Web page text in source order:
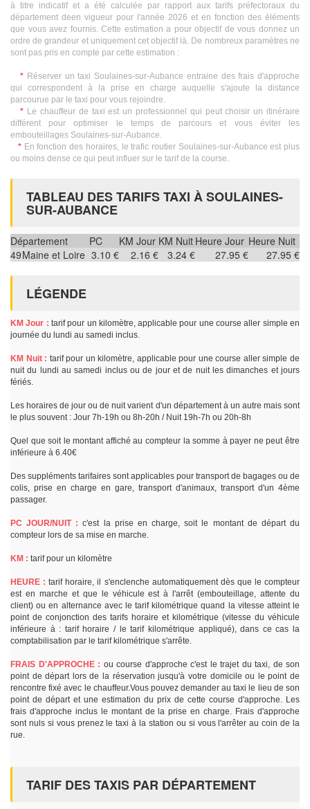
à titre indicatif et a été calculée par rapport aux tarifs préfectoraux du
département deen vigueur pour l'année 2026 et en fonction des éléments
que vous avez fournis. Cette estimation a pour objectif de vous donnez un
ordre de grandeur et uniquement cet objectif là. De nombreux paramètres ne
sont pas pris en compte par cette estimation :
* Réserver un taxi Soulaines-sur-Aubance entraine des frais d'approche
qui correspondent à la prise en charge auquelle s'ajoute la distance
parcourue par le taxi pour vous rejoindre.
* Le chauffeur de taxi est un professionnel qui peut choisir un itinéraire
différent pour optimiser le temps de parcours et vous éviter les
embouteillages Soulaines-sur-Aubance.
* En fonction des horaires, le trafic routier Soulaines-sur-Aubance est plus
ou moins dense ce qui peut influer sur le tarif de la course.
TABLEAU DES TARIFS TAXI À SOULAINES-
SUR-AUBANCE
Département PC KM Jour KM Nuit Heure Jour Heure Nuit
49Maine et Loire 3.10 € 2.16 € 3.24 € 27.95 € 27.95 €
LÉGENDE
KM Jour : tarif pour un kilomètre, applicable pour une course aller simple en
journée du lundi au samedi inclus.
KM Nuit : tarif pour un kilomètre, applicable pour une course aller simple de
nuit du lundi au samedi inclus ou de jour et de nuit les dimanches et jours
fériés.
Les horaires de jour ou de nuit varient d'un département à un autre mais sont
le plus souvent : Jour 7h-19h ou 8h-20h / Nuit 19h-7h ou 20h-8h
Quel que soit le montant affiché au compteur la somme à payer ne peut être
inférieure à 6.40€
Des suppléments tarifaires sont applicables pour transport de bagages ou de
colis, prise en charge en gare, transport d'animaux, transport d'un 4ème
passager.
PC JOUR/NUIT : c'est la prise en charge, soit le montant de départ du
compteur lors de sa mise en marche.
KM : tarif pour un kilomètre
HEURE : tarif horaire, il s'enclenche automatiquement dès que le compteur
est en marche et que le véhicule est à l'arrêt (embouteillage, attente du
client) ou en alternance avec le tarif kilométrique quand la vitesse atteint le
point de conjonction des tarifs horaire et kilométrique (vitesse du véhicule
inférieure à : tarif horaire / le tarif kilométrique appliqué), dans ce cas la
comptabilisation par le tarif kilométrique s'arrête.
FRAIS D'APPROCHE : ou course d'approche c'est le trajet du taxi, de son
point de départ lors de la réservation jusqu'à votre domicile ou le point de
rencontre fixé avec le chauffeur.Vous pouvez demander au taxi le lieu de son
point de départ et une estimation du prix de cette course d'approche. Les
frais d'approche inclus le montant de la prise en charge. Frais d'approche
sont nuls si vous prenez le taxi à la station ou si vous l'arrêter au coin de la
rue.
TARIF DES TAXIS PAR DÉPARTEMENT